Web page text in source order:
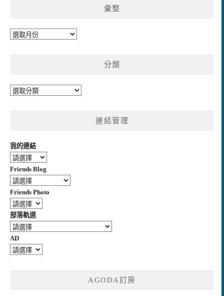
彙整
彙
分類
分
連結管理
我的連結
Friends Blog
Friends Photo
部落軌道
AD
AGODA訂房